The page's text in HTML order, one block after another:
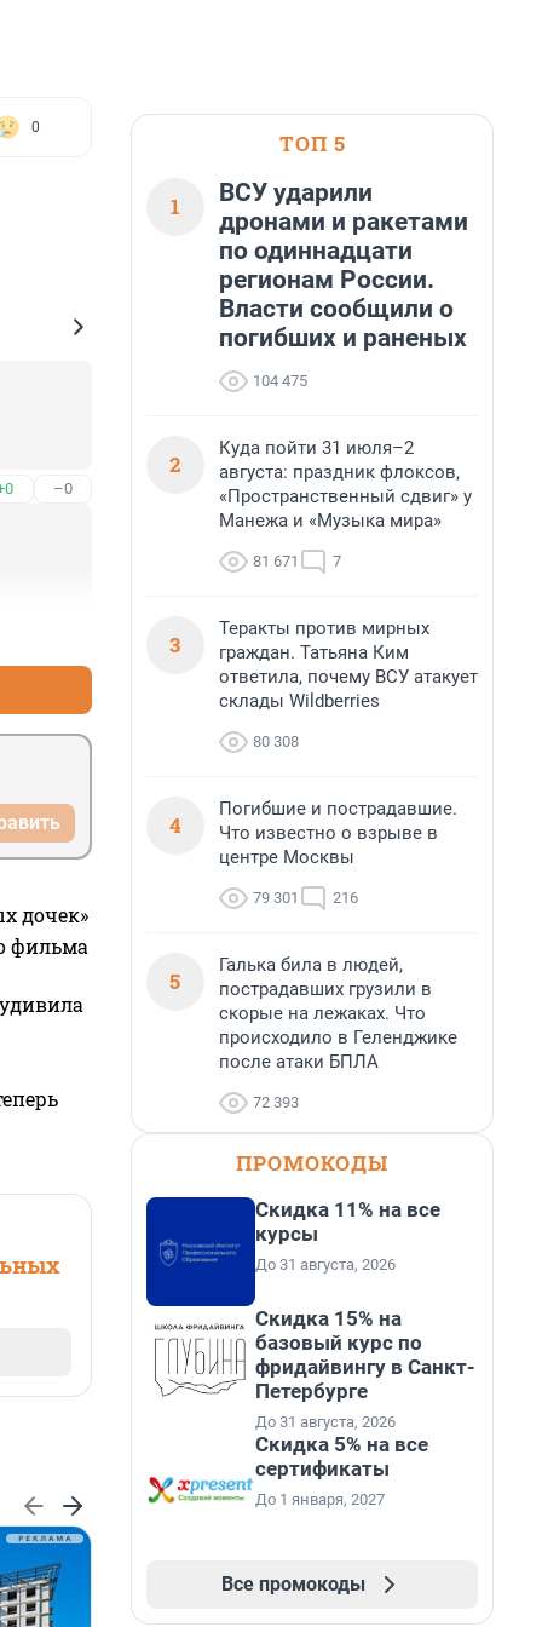
0
–0
дочек»
фильма
ТОП 5
1
ВСУ ударили
дронами и ракетами
по одиннадцати
регионам России.
Власти сообщили о
погибших и раненых
104 475
2
Куда пойти 31 июля–2
августа: праздник флоксов,
«Пространственный сдвиг» у
Манежа и «Музыка мира»
81 671 7
3
Теракты против мирных
граждан. Татьяна Ким
ответила, почему ВСУ атакует
склады Wildberries
80 308
4
Погибшие и пострадавшие.
Что известно о взрыве в
центре Москвы
79 301 216
5
Галька била в людей,
пострадавших грузили в
скорые на лежаках. Что
происходило в Геленджике
после атаки БПЛА
72 393
ПРОМОКОДЫ
Скидка 11% на все
курсы
До 31 августа, 2026
Скидка 15% на
базовый курс по
фридайвингу в Санкт-
Петербурге
До 31 августа, 2026
Скидка 5% на все
сертификаты
До 1 января, 2027
Все промокоды